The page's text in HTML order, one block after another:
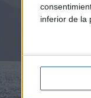
inferior de la